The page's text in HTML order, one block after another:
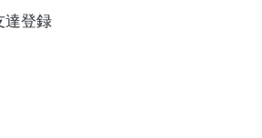
達登録